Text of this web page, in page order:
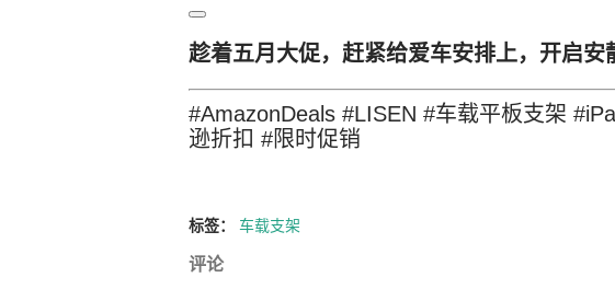
趁着五月大促，赶紧给爱车安排上，开启安
#AmazonDeals #LISEN #车载平板支架
逊折扣 #限时促销
标签： 车载支架
评论